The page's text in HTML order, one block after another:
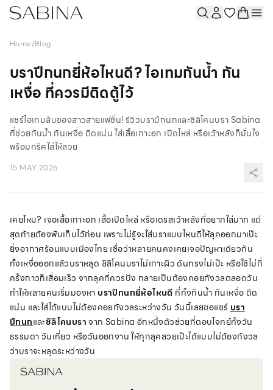
Home/Blog
บราปีกนกยี่ห้อไหนดี? ไอเทมกันน้ำ กัน
เหงื่อ ที่ควรมีติดตู้ไว้
แชร์ไอเทมลับของสาวสายแฟชั่น! รีวิวบราปีกนกและซิลิโคนบรา Sabina
ที่ช่วยกันน้ำ กันเหงื่อ ติดแน่น ใส่เสื้อเกาะอก เปิดไหล่ หรือเว้าหลังก็มั่นใจ
พร้อมทริคใส่ให้สวย
15 MAY 2026
เคยไหม? เจอเสื้อเกาะอก เสื้อเปิดไหล่ หรือเดรสเว้าหลังที่อยากใส่มาก แต่
สุดท้ายต้องพับเก็บไว้ก่อน เพราะไม่รู้จะใส่บราแบบไหนดีให้ลุคออกมาเป๊ะ
ยิ่งอากาศร้อนแบบเมืองไทย เชื่อว่าหลายคนคงเคยเจอปัญหาเดียวกัน
ทั้งเหงื่อออกแล้วบราหลุด ซิลิโคนบราไม่เกาะผิว ดันทรงไม่เป๊ะ หรือใช้ไม่กี่
ครั้งกาวก็เสื่อมเร็ว จากลุคที่ควรปัง กลายเป็นต้องคอยกังวลตลอดวัน
ทำให้หลายคนเริ่มมองหา บราปีกนกยี่ห้อไหนดี ที่ทั้งกันน้ำ กันเหงื่อ ติด
แน่น และใส่ได้แบบไม่ต้องคอยกังวลระหว่างวัน วันนี้เลยขอแชร์ บรา
ปีกนกและซิลิโคนบราจาก Sabina อีกหนึ่งตัวช่วยที่ตอบโจทย์ทั้งวัน
ธรรมดา วันเที่ยว หรือวันออกงาน ให้ทุกลุคสวยเป๊ะได้แบบไม่ต้องกังวล
ว่าบราจะหลุดระหว่างวัน